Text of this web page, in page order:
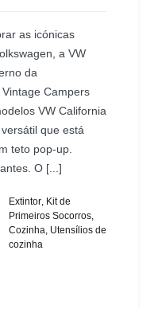
as icónicas
a VW
da
Campers
VW California
que está
teto pop-up.
O [...]
Extintor, Kit de
Primeiros Socorros,
Cozinha, Utensílios de
cozinha